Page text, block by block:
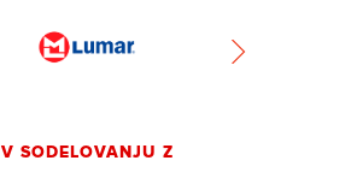
V SODELOVANJU Z